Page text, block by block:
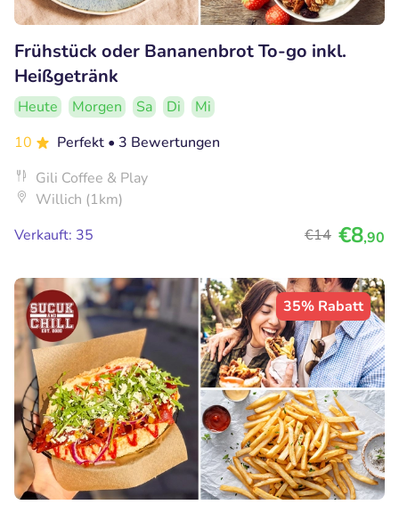
Frühstück oder Bananenbrot To-go inkl.
Heißgetränk
Heute Morgen Sa Di
Mi
10
Perfekt • 3 Bewertungen
Gili Coffee & Play
Willich (1km)
Verkauft: 35
€14 €8,90
35% Rabatt